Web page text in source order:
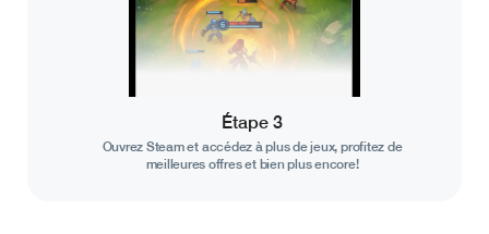
Étape 3
Ouvrez Steam et accédez à plus de jeux, profitez de
meilleures offres et bien plus encore!